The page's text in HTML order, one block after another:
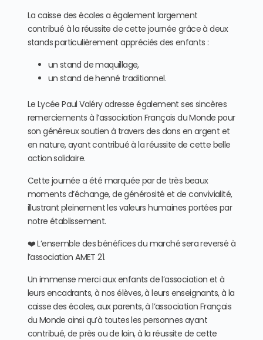
La caisse des écoles a également largement
contribué à la réussite de cette journée grâce à deux
stands particulièrement appréciés des enfants :
un stand de maquillage,
un stand de henné traditionnel.
Le Lycée Paul Valéry adresse également ses sincères
remerciements à l’association Français du Monde pour
son généreux soutien à travers des dons en argent et
en nature, ayant contribué à la réussite de cette belle
action solidaire.
Cette journée a été marquée par de très beaux
moments d’échange, de générosité et de convivialité,
illustrant pleinement les valeurs humaines portées par
notre établissement.
❤️ L’ensemble des bénéfices du marché sera reversé à
l’association AMET 21.
Un immense merci aux enfants de l’association et à
leurs encadrants, à nos élèves, à leurs enseignants, à la
caisse des écoles, aux parents, à l’association Français
du Monde ainsi qu’à toutes les personnes ayant
contribué, de près ou de loin, à la réussite de cette